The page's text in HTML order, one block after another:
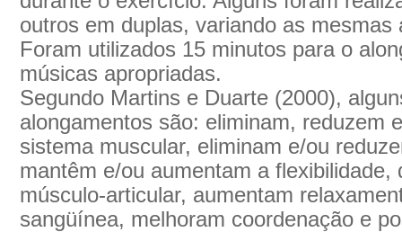
outros em duplas, variando as mesmas
Foram utilizados 15 minutos para o
músicas apropriadas.
Segundo Martins e Duarte (2000),
alongamentos são: eliminam, reduzem
sistema muscular, eliminam e/ou
mantêm e/ou aumentam a flexibilidade,
músculo-articular, aumentam
sangüínea, melhoram coordenação e